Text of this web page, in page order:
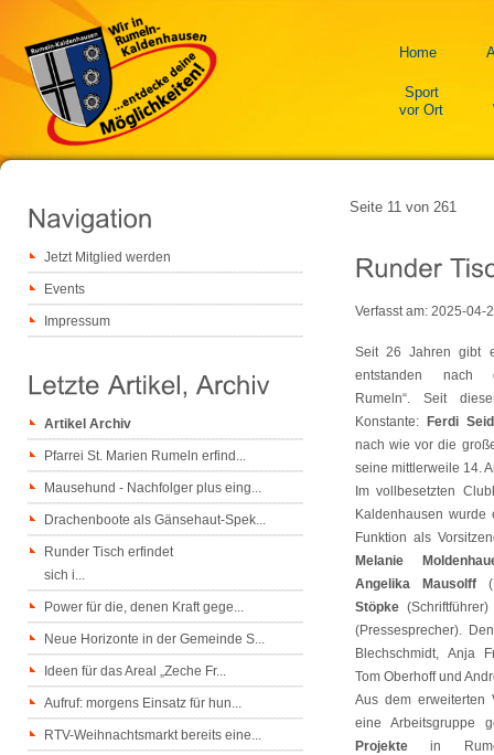
Home
Sport
vor Ort
Seite 11 von 261
Verfasst am: 2025-04-
Seit 26 Jahren gibt
entstanden nach
Rumeln“. Seit
Konstante:
Ferdi
nach wie vor die
seine mittlerweile 14.
Im vollbesetzten
Kaldenhausen
Funktion als
Melanie
Angelika Mausolff
Stöpke
(Pressesprecher).
Blechschmidt, Anja
Tom Oberhoff und
Aus dem erweiterten
eine Arbeitsgruppe
Projekte in
Jetzt Mitglied werden
Events
Impressum
Artikel Archiv
Pfarrei St. Marien Rumeln erfind...
Mausehund - Nachfolger plus eing...
Drachenboote als Gänsehaut-Spek...
Runder Tisch erfindet
sich i...
Power für die, denen Kraft gege...
Neue Horizonte in der Gemeinde S...
Ideen für das Areal „Zeche Fr...
Aufruf: morgens Einsatz für hun...
RTV-Weihnachtsmarkt bereits eine...